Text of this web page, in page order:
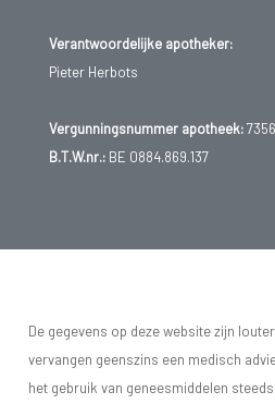
Verantwoordelijke apotheker:
Pieter Herbots
Vergunningsnummer apotheek:
B.T.W.nr.:BE 0884.869.137
De gegevens op deze website zijn
vervangen geenszins een medisch
het gebruik van geneesmiddelen